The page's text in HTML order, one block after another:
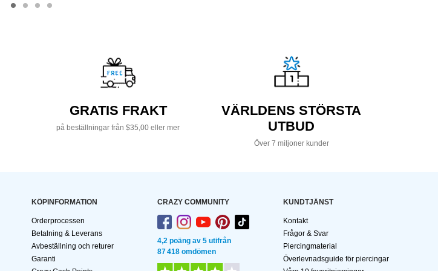
GRATIS FRAKT
på beställningar från $35,00 eller mer
VÄRLDENS STÖRSTA
UTBUD
Över 7 miljoner kunder
KÖPINFORMATION
Orderprocessen
Betalning & Leverans
Avbeställning och returer
Garanti
CRAZY COMMUNITY
4,2 poäng av 5 utifrån
87 418 omdömen
KUNDTJÄNST
Kontakt
Frågor & Svar
Piercingmaterial
Överlevnadsguide för piercingar